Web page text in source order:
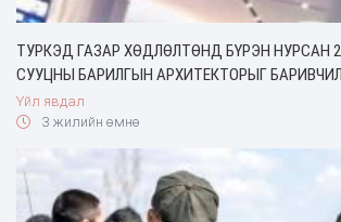
ТУРКЭД ГАЗАР ХӨДЛӨЛТӨНД БҮРЭН НУРСАН
СУУЦНЫ БАРИЛГЫН АРХИТЕКТОРЫГ
Үйл явдал
3 жилийн өмнө